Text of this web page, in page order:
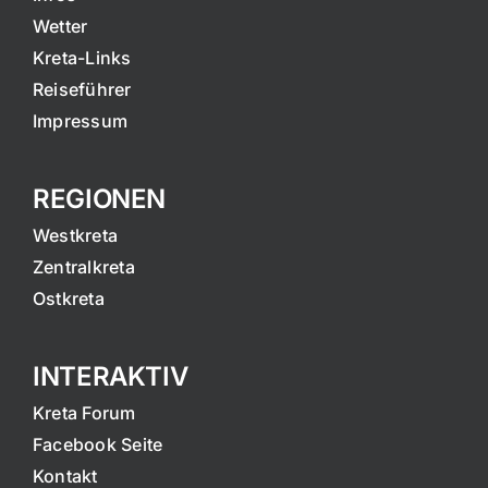
Wetter
Kreta-Links
Reiseführer
Impressum
REGIONEN
Westkreta
Zentralkreta
Ostkreta
INTERAKTIV
Kreta Forum
Facebook Seite
Kontakt